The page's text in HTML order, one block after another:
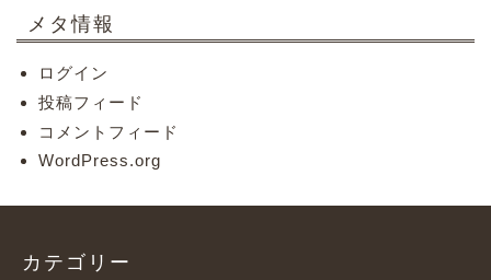
メタ情報
ログイン
投稿フィード
コメントフィード
WordPress.org
カテゴリー